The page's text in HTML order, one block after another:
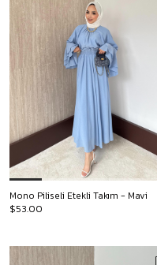
Mono Piliseli Etekli Takım - Mavi
$53.00